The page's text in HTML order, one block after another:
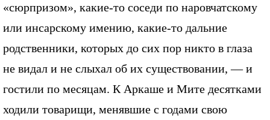
«сюрпризом», какие-то соседи по наровчатскому
или инсарскому имению, какие-то дальние
родственники, которых до сих пор никто в глаза
не видал и не слыхал об их существовании, — и
гостили по месяцам. К Аркаше и Мите десятками
ходили товарищи, менявшие с годами свою